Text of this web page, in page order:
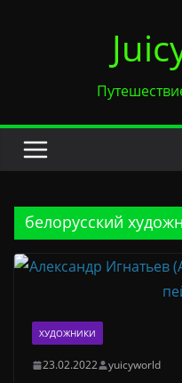
белорусский
ХУДОЖНИКИ
23.02.2022 yuicyworld